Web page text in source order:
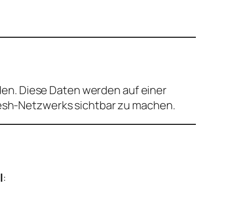
Diese Daten werden auf einer
Netzwerks sichtbar zu machen.
: